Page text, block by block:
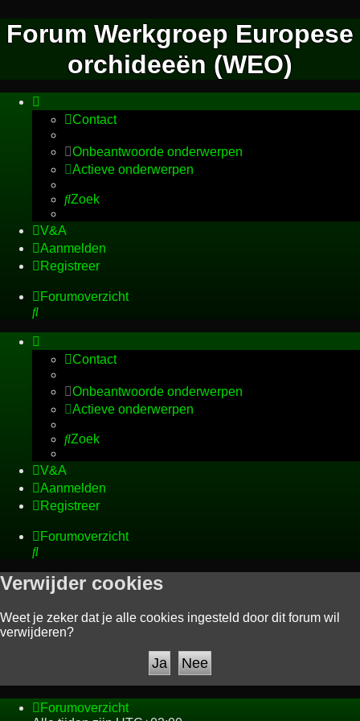
Forum Werkgroep Europese
orchideeën (WEO)
Contact
Onbeantwoorde onderwerpen
Actieve onderwerpen
Zoek
V&A
Aanmelden
Registreer
Forumoverzicht
Zoek
Contact
Onbeantwoorde onderwerpen
Actieve onderwerpen
Zoek
V&A
Aanmelden
Registreer
Forumoverzicht
Zoek
Verwijder cookies
Weet je zeker dat je alle cookies ingesteld door dit forum wil
verwijderen?
Forumoverzicht